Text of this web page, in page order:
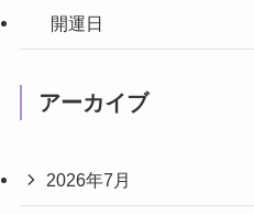
開運日
アーカイブ
2026年7月